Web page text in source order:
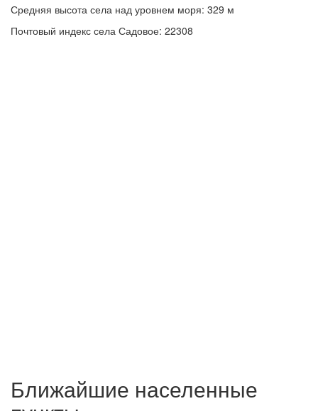
Средняя высота села над уровнем моря: 329 м
Почтовый индекс села Садовое: 22308
Ближайшие населенные